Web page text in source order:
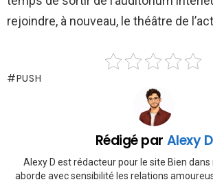
rejoindre, à nouveau, le théâtre de
PUSH
Rédigé par Alexy D
Alexy D est rédacteur pour le site Bien dans
aborde avec sensibilité les relations